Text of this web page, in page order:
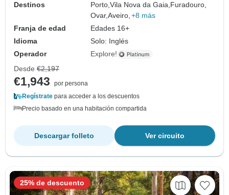
Destinos
Porto,Vila Nova da Gaia, Furadouro,
Ovar,Aveiro, +8 más
Franja de edad
Edades 16+
Idioma
Solo: Inglés
Operador
Explore!
Desde €2,197
€1,943
por persona
Regístrate para acceder a los descuentos
Precio basado en una habitación compartida
Ver circuito
Descargar folleto
25% de descuento